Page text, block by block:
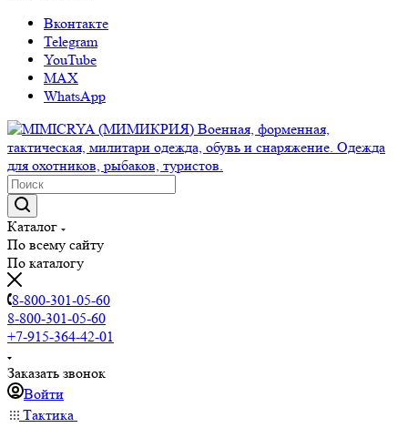
Вконтакте
Telegram
YouTube
MAX
WhatsApp
Каталог
По всему сайту
По каталогу
8-800-301-05-60
8-800-301-05-60
+7-915-364-42-01
Заказать звонок
Войти
Тактика